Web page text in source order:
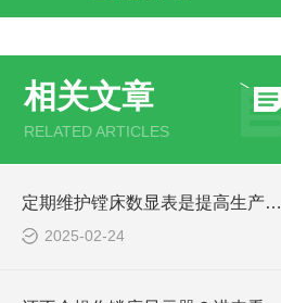
相关文章
RELATED ARTICLES
定期维护镗床数显表是提高生产效率和加工质量的关键
2025-02-24